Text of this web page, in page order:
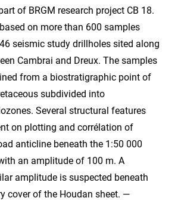
of BRGM research project CB 18.
on more than 600 samples
seismic study drillholes sited along
Cambrai and Dreux. The samples
from a biostratigraphic point of
subdivided into
Several structural features
on plotting and corrélation of
anticline beneath the 1:50 000
an amplitude of 100 m. A
amplitude is suspected beneath
cover of the Houdan sheet. —